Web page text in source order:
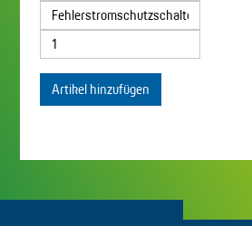
Artikel hinzufügen